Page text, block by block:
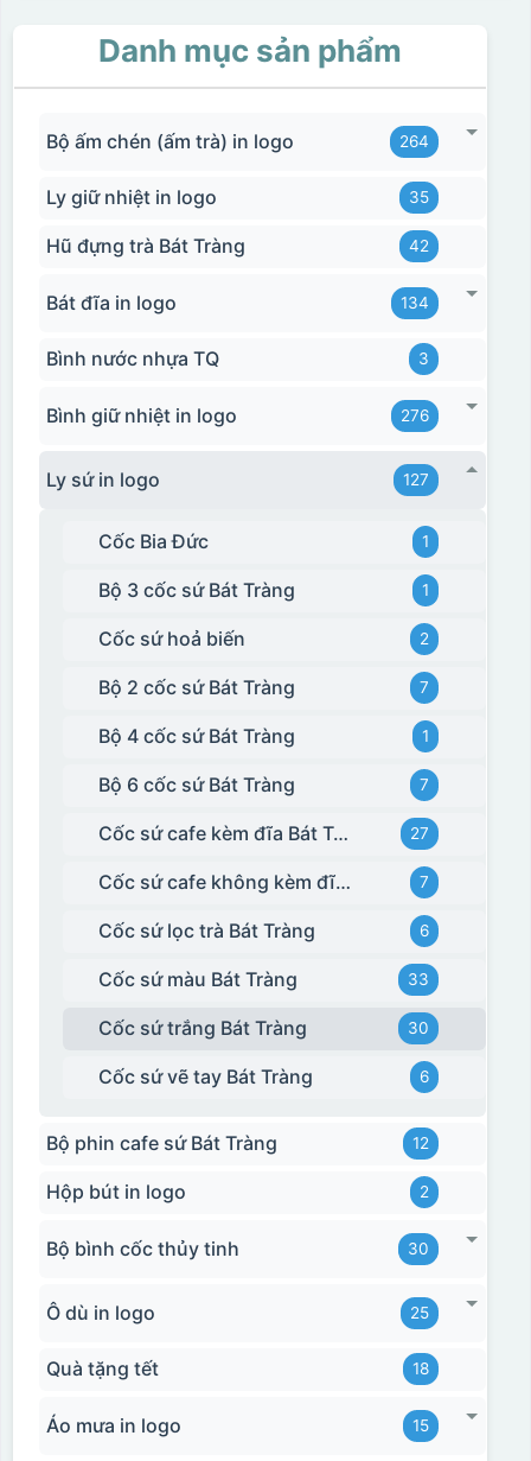
Danh mục sản phẩm
Bộ ấm chén (ấm trà) in logo 264
Ly giữ nhiệt in logo 35
Hũ đựng trà Bát Tràng 42
Bát đĩa in logo 134
Bình nước nhựa TQ 3
Bình giữ nhiệt in logo 276
Ly sứ in logo 127
Cốc Bia Đức 1
Bộ 3 cốc sứ Bát Tràng 1
Cốc sứ hoả biến 2
Bộ 2 cốc sứ Bát Tràng 7
Bộ 4 cốc sứ Bát Tràng 1
Bộ 6 cốc sứ Bát Tràng 7
Cốc sứ cafe kèm đĩa Bát Tràng 27
Cốc sứ cafe không kèm đĩa kê Bát Tràng 7
Cốc sứ lọc trà Bát Tràng 6
Cốc sứ màu Bát Tràng 33
Cốc sứ trắng Bát Tràng 30
Cốc sứ vẽ tay Bát Tràng 6
Bộ phin cafe sứ Bát Tràng 12
Hộp bút in logo 2
Bộ bình cốc thủy tinh 30
Ô dù in logo 25
Quà tặng tết 18
Áo mưa in logo 15